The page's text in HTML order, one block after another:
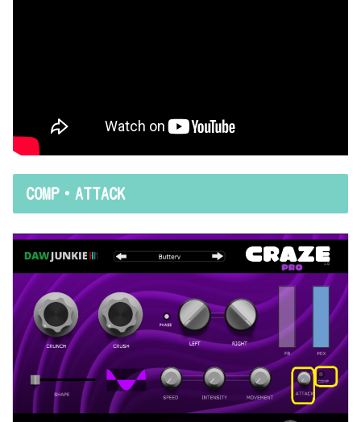
COMP・ATTACK